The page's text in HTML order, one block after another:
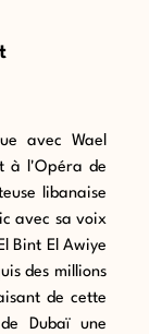
avec Wael
à l'Opéra de
libanaise
avec sa voix
Bint El Awiye
des millions
de cette
Dubaï une